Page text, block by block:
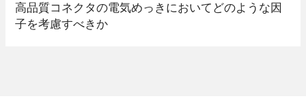
高品質コネクタの電気めっきにおいてどのような因
子を考慮すべきか